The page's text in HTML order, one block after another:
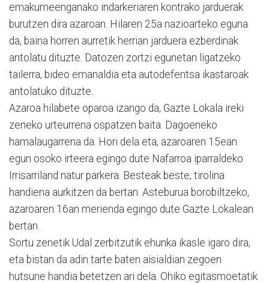
emakumeenganako indarkeriaren kontrako jarduerak
burutzen dira azaroan. Hilaren 25a nazioarteko eguna
da, baina horren aurretik herrian jarduera ezberdinak
antolatu dituzte. Datozen zortzi egunetan ligatzeko
tailerra, bideo emanaldia eta autodefentsa ikastaroak
antolatuko dituzte.
Azaroa hilabete oparoa izango da, Gazte Lokala ireki
zeneko urteurrena ospatzen baita. Dagoeneko
hamalaugarrena da. Hori dela eta, azaroaren 15ean
egun osoko irteera egingo dute Nafarroa iparraldeko
Irrisarriland natur parkera. Besteak beste, tirolina
handiena aurkitzen da bertan. Asteburua borobiltzeko,
azaroaren 16an merienda egingo dute Gazte Lokalean
bertan.
Sortu zenetik Udal zerbitzutik ehunka ikasle igaro dira,
eta bistan da adin tarte baten aisialdian zegoen
hutsune handia betetzen ari dela. Ohiko egitasmoetatik